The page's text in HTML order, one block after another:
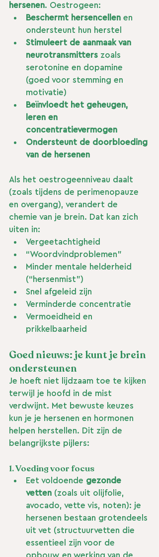
hersenen. Oestrogeen:
Beschermt hersencellen en
ondersteunt hun herstel
Stimuleert de aanmaak van
neurotransmitters zoals
serotonine en dopamine
(goed voor stemming en
motivatie)
Beïnvloedt het geheugen,
leren en
concentratievermogen
Ondersteunt de doorbloeding
van de hersenen
Als het oestrogeenniveau daalt
(zoals tijdens de perimenopauze
en overgang), verandert de
chemie van je brein. Dat kan zich
uiten in:
Vergeetachtigheid
“Woordvindproblemen”
Minder mentale helderheid
(“hersenmist”)
Snel afgeleid zijn
Verminderde concentratie
Vermoeidheid en
prikkelbaarheid
Goed nieuws: je kunt je brein
ondersteunen
Je hoeft niet lijdzaam toe te kijken
terwijl je hoofd in de mist
verdwijnt. Met bewuste keuzes
kun je je hersenen en hormonen
helpen herstellen. Dit zijn de
belangrijkste pijlers:
1. Voeding voor focus
Eet voldoende gezonde
vetten (zoals uit olijfolie,
avocado, vette vis, noten): je
hersenen bestaan grotendeels
uit vet (structuurvetten die
essentieel zijn voor de